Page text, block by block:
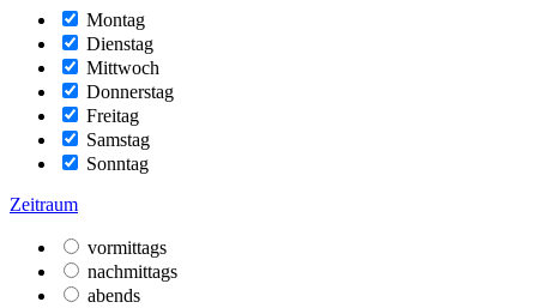
Montag
Dienstag
Mittwoch
Donnerstag
Freitag
Samstag
Sonntag
Zeitraum
vormittags
nachmittags
abends